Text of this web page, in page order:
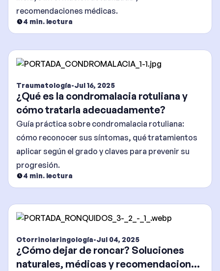
recomendaciones médicas.
4 min. lectura
Traumatología-Jul 16, 2025
¿Qué es la condromalacia rotuliana y
cómo tratarla adecuadamente?
Guía práctica sobre condromalacia rotuliana:
cómo reconocer sus síntomas, qué tratamientos
aplicar según el grado y claves para prevenir su
progresión.
4 min. lectura
Otorrinolaringología-Jul 04, 2025
¿Cómo dejar de roncar? Soluciones
naturales, médicas y recomendaciones